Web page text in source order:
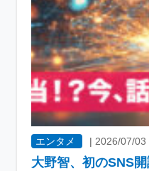
エンタメ |2026/07/03
大野智、初のSNS